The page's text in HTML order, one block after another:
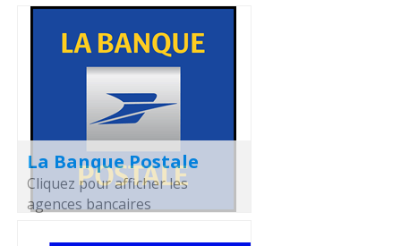
La Banque Postale
Cliquez pour afficher les
agences bancaires